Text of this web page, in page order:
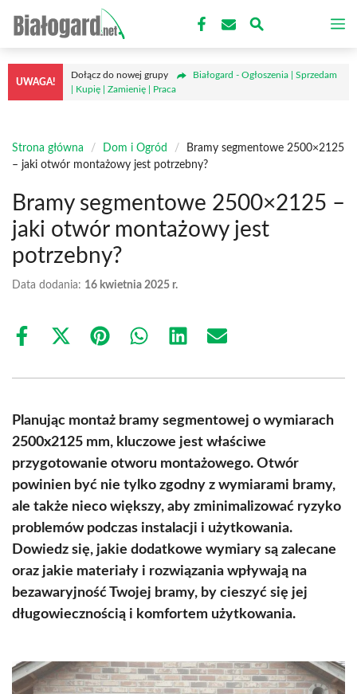
treści
UWAGA!
Dołącz do nowej grupy
Białogard - Ogłoszenia | Sprzedam
| Kupię | Zamienię | Praca
Strona główna / Dom i Ogród /
Bramy segmentowe 2500×2125
– jaki otwór montażowy jest potrzebny?
Bramy segmentowe 2500×2125 –
jaki otwór montażowy jest
potrzebny?
Data dodania: 16 kwietnia 2025 r.
Share
Share
(Twitter)
Share Share Share Share
Planując montaż bramy segmentowej o wymiarach
2500x2125 mm, kluczowe jest właściwe
przygotowanie otworu montażowego. Otwór
powinien być nie tylko zgodny z wymiarami bramy,
ale także nieco większy, aby zminimalizować ryzyko
problemów podczas instalacji i użytkowania.
Dowiedz się, jakie dodatkowe wymiary są zalecane
oraz jakie materiały i rozwiązania wpływają na
bezawaryjność Twojej bramy, by cieszyć się jej
długowiecznością i komfortem użytkowania.